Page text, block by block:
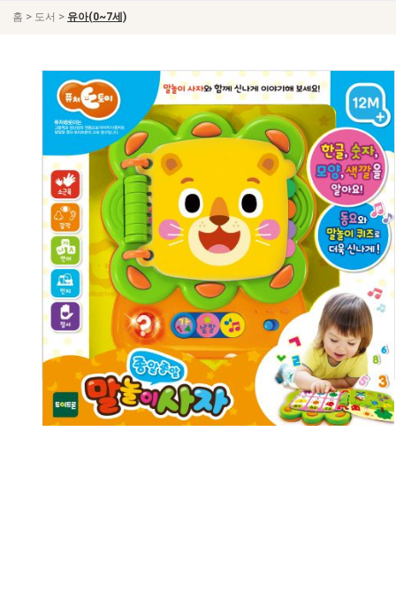
홈 > 도서 > 유아(0~7세)